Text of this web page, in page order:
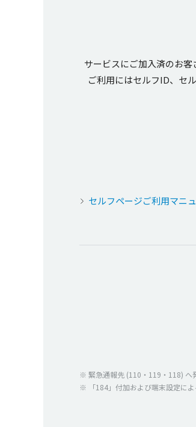
サービスにご加入済のお客
ご利用にはセルフID、 セ
セルフページご利用マニ
※ 緊急通報先 (110・119・118) へ
※ 「184」 付加および端末設定によ